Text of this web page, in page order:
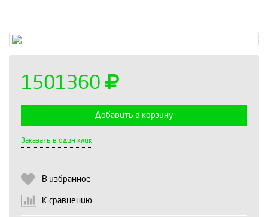
1501360
Добавить в корзину
Заказать в один клик
В избранное
К сравнению